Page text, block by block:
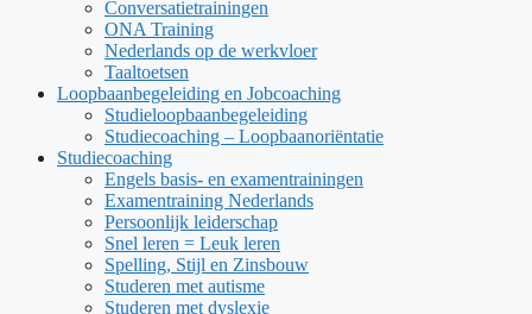
Conversatietrainingen
ONA Training
Nederlands op de werkvloer
Taaltoetsen
Loopbaanbegeleiding en Jobcoaching
Studieloopbaanbegeleiding
Studiecoaching – Loopbaanoriëntatie
Studiecoaching
Engels basis- en examentrainingen
Examentraining Nederlands
Persoonlijk leiderschap
Snel leren = Leuk leren
Spelling, Stijl en Zinsbouw
Studeren met autisme
Studeren met dyslexie